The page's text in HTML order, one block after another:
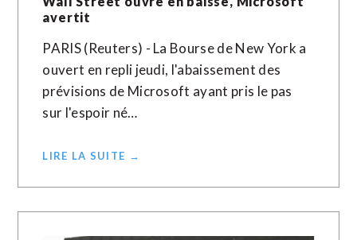
avertit
PARIS (Reuters) - La Bourse de New York a
ouvert en repli jeudi, l'abaissement des
prévisions de Microsoft ayant pris le pas
sur l'espoir né…
LIRE LA SUITE →